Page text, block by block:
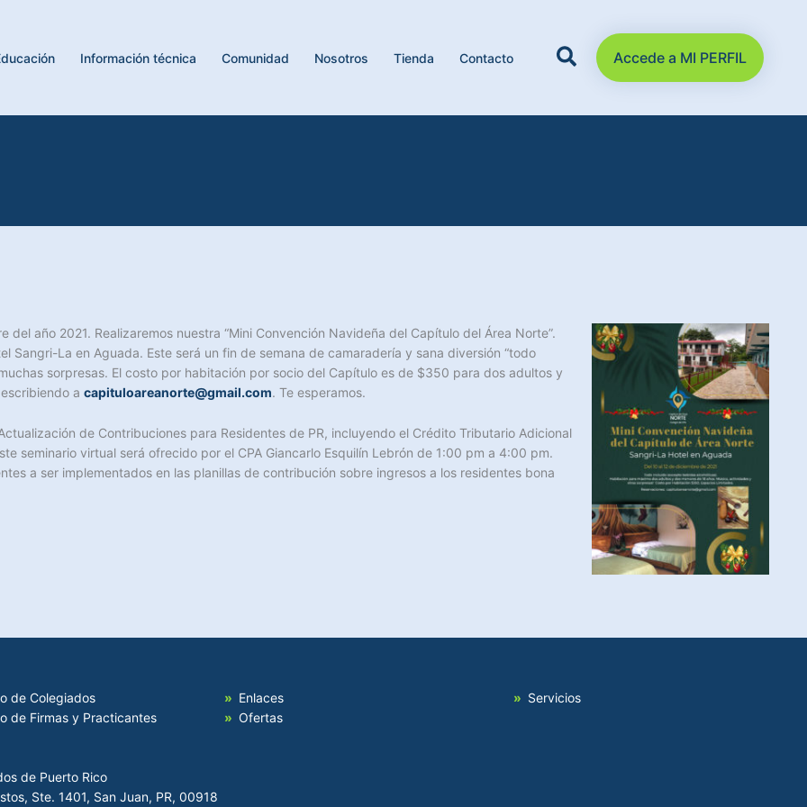
Información técnica Comunidad Nosotros Tienda Contacto Accede a MI PERFIL
año 2021. Realizaremos nuestra “Mini Convención Navideña del Capítulo del Área Norte”.
Sangri-La en Aguada. Este será un fin de semana de camaradería y sana diversión “todo
sorpresas. El costo por habitación por socio del Capítulo es de $350 para dos adultos y
a capituloareanorte@gmail.com. Te esperamos.
de Contribuciones para Residentes de PR, incluyendo el Crédito Tributario Adicional
seminario virtual será ofrecido por el CPA Giancarlo Esquilín Lebrón de 1:00 pm a 4:00 pm.
a ser implementados en las planillas de contribución sobre ingresos a los residentes bona
de Colegiados
de Firmas y Practicantes
Enlaces
Ofertas
Servicios
de Puerto Rico
Ste. 1401, San Juan, PR, 00918